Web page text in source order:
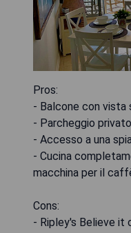
Pros:
- Balcone con vista
- Parcheggio
- Accesso a una
- Cucina
macchina per il
Cons:
- Ripley's Believe it